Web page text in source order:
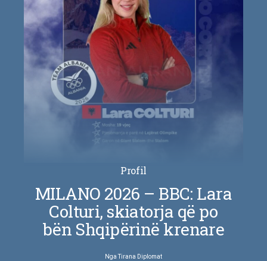
Profil
MILANO 2026 – BBC: Lara
Colturi, skiatorja që po
bën Shqipërinë krenare
NgaTirana Diplomat